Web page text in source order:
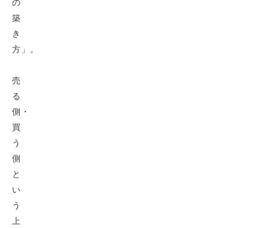
築
き
方」。
売
る
側・
買
う
側
と
い
う
上